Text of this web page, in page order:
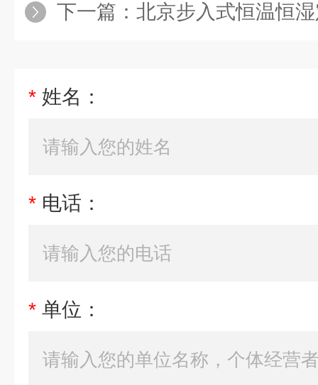
下一篇： 北京步入式恒温恒
* 姓名：
* 电话：
* 单位：